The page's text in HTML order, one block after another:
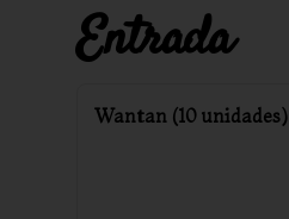
Entrada
Wantan (10 unidades)